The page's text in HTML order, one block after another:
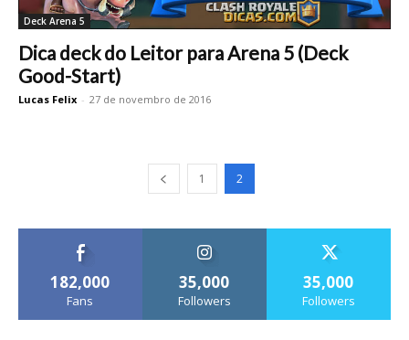
Deck Arena 5
Dica deck do Leitor para Arena 5 (Deck
Good-Start)
Lucas Felix - 27 de novembro de 2016
1 2
182,000
Fans
35,000
Followers
35,000
Followers